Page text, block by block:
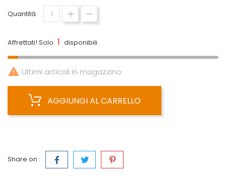
Quantità
Affrettati! Solo 1 disponibili
 Ultimi articoli in magazzino
AGGIUNGI AL CARRELLO
Share on :